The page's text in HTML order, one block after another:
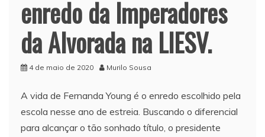
enredo da Imperadores
da Alvorada na LIESV.
4 de maio de 2020 Murilo Sousa
A vida de Fernanda Young é o enredo escolhido pela
escola nesse ano de estreia. Buscando o diferencial
para alcançar o tão sonhado título, o presidente